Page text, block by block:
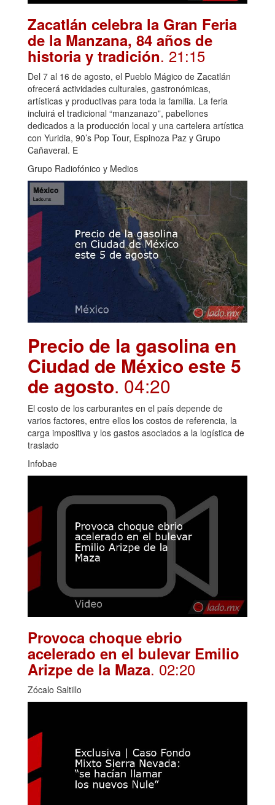
Zacatlán celebra la Gran Feria
de la Manzana, 84 años de
historia y tradición. 21:15
Del 7 al 16 de agosto, el Pueblo Mágico de Zacatlán
ofrecerá actividades culturales, gastronómicas,
artísticas y productivas para toda la familia. La feria
incluirá el tradicional “manzanazo”, pabellones
dedicados a la producción local y una cartelera artística
con Yuridia, 90’s Pop Tour, Espinoza Paz y Grupo
Cañaveral. E
Grupo Radiofónico y Medios
Precio de la gasolina en
Ciudad de México este 5
de agosto. 04:20
El costo de los carburantes en el país depende de
varios factores, entre ellos los costos de referencia, la
carga impositiva y los gastos asociados a la logística de
traslado
Infobae
Provoca choque ebrio
acelerado en el bulevar Emilio
Arizpe de la Maza. 02:20
Zócalo Saltillo